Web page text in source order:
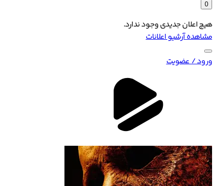
0
هیچ اعلان جدیدی وجود ندارد.
مشاهده آرشیو اعلانات
ورود / عضویت